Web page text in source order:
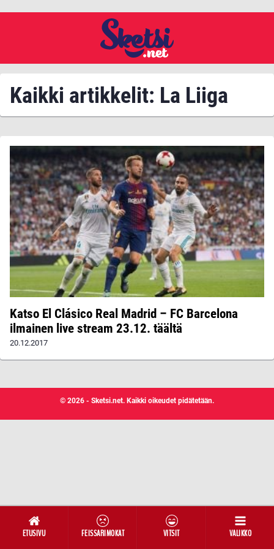
ETUSIVU FEISSARIMOKAT VITSIT VALIKKO
Kaikki artikkelit: La Liiga
Katso El Clásico Real Madrid – FC Barcelona
ilmainen live stream 23.12. täältä
20.12.2017
© 2026 - Sketsi.net. Kaikki oikeudet pidätetään.